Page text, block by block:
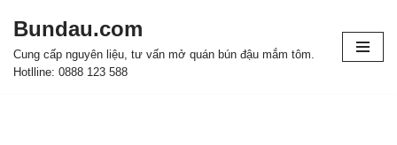
Chuyển
tới
Bundau.com
Cung cấp nguyên liệu, tư vấn mở quán bún đậu mắm tôm.
Hotlline: 0888 123 588